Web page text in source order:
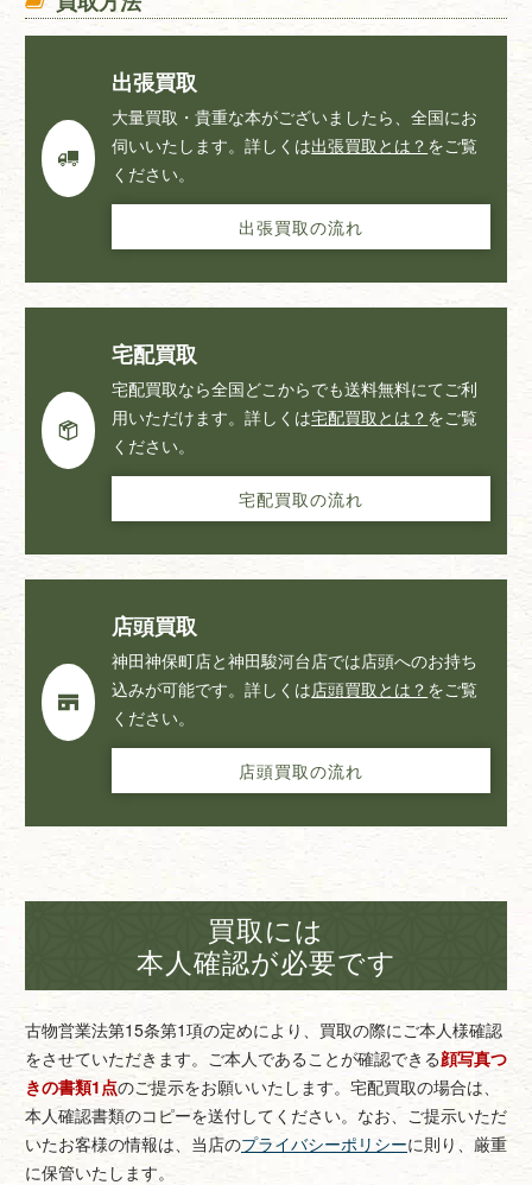
出張買取
大量買取・貴重な本がございましたら、全国にお
伺いいたします。詳しくは出張買取とは？ をご覧
ください。
出張買取の流れ
宅配買取
宅配買取なら全国どこからでも送料無料にてご利
用いただけます。詳しくは宅配買取とは？ をご覧
ください。
宅配買取の流れ
店頭買取
神田神保町店と神田駿河台店では店頭へのお持ち
込みが可能です。詳しくは店頭買取とは？ をご覧
ください。
店頭買取の流れ
買取には
本人確認が必要です
古物営業法第15条第1項の定めにより、買取の際にご本人様確認
をさせていただきます。 ご本人であることが確認できる顔写真つ
きの書類1点のご提示をお願いいたします。 宅配買取の場合は、
本人確認書類のコピーを送付してください。 なお、ご提示いただ
いたお客様の情報は、当店のプライバシーポリシーに則り、厳重
に保管いたします。